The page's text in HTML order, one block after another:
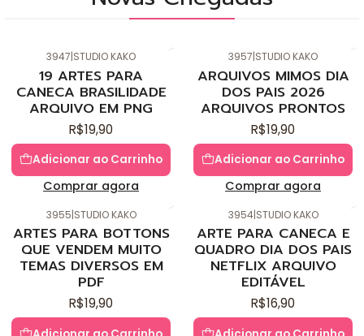
3947|STUDIO KAKO
19 ARTES PARA
CANECA BRASILIDADE
ARQUIVO EM PNG
R$19,90
Adicionar ao Carrinho
Comprar agora
3957|STUDIO KAKO
ARQUIVOS MIMOS DIA
DOS PAIS 2026
ARQUIVOS PRONTOS
R$19,90
Adicionar ao Carrinho
Comprar agora
3955|STUDIO KAKO
ARTES PARA BOTTONS
QUE VENDEM MUITO
TEMAS DIVERSOS EM
PDF
R$19,90
3954|STUDIO KAKO
ARTE PARA CANECA E
QUADRO DIA DOS PAIS
NETFLIX ARQUIVO
EDITÁVEL
R$16,90